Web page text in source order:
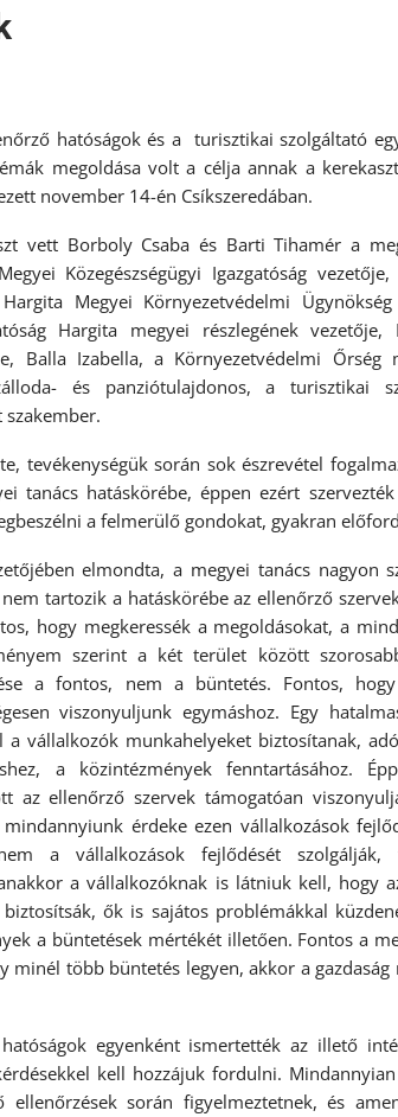
hatóságok és a turisztikai szolgáltató
megoldása volt a célja annak a
november 14-én Csíkszeredában.
vett Borboly Csaba és Barti Tihamér a
Közegészségügyi Igazgatóság
Megyei Környezetvédelmi
Hargita megyei részlegének
Balla Izabella, a Környezetvédelmi
és panziótulajdonos, a turisztikai
tevékenységük során sok észrevétel
tanács hatáskörébe, éppen ezért
a felmerülő gondokat, gyakran
elmondta, a megyei tanács nagyon
tartozik a hatáskörébe az ellenőrző
hogy megkeressék a megoldásokat, a
szerint a két terület között
a fontos, nem a büntetés. Fontos,
viszonyuljunk egymáshoz. Egy
a vállalkozók munkahelyeket biztosítanak,
a közintézmények fenntartásához.
az ellenőrző szervek támogatóan
érdeke ezen vállalkozások
a vállalkozások fejlődését
a vállalkozóknak is látniuk kell, hogy
ők is sajátos problémákkal
a büntetések mértékét illetően. Fontos a
minél több büntetés legyen, akkor a
egyenként ismertették az illető
kell hozzájuk fordulni.
ellenőrzések során figyelmeztetnek, és